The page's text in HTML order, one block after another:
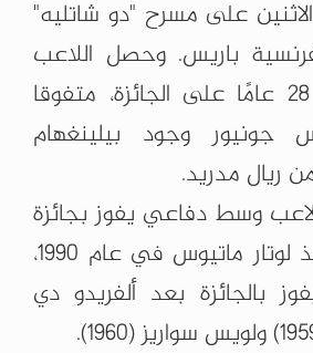
على مسرح "دو شاتليه"
باريس. وحصل اللاعب
البالغ من العمر 28 عامًا على الجائزة، متفوقا
جونيور وجود بيلينغهام
ريال مدريد.
وسط دفاعي يفوز بجائزة
الكرة الذهبية منذ لوتار ماتيوس في عام 1990،
بالجائزة بعد ألفريدو دي